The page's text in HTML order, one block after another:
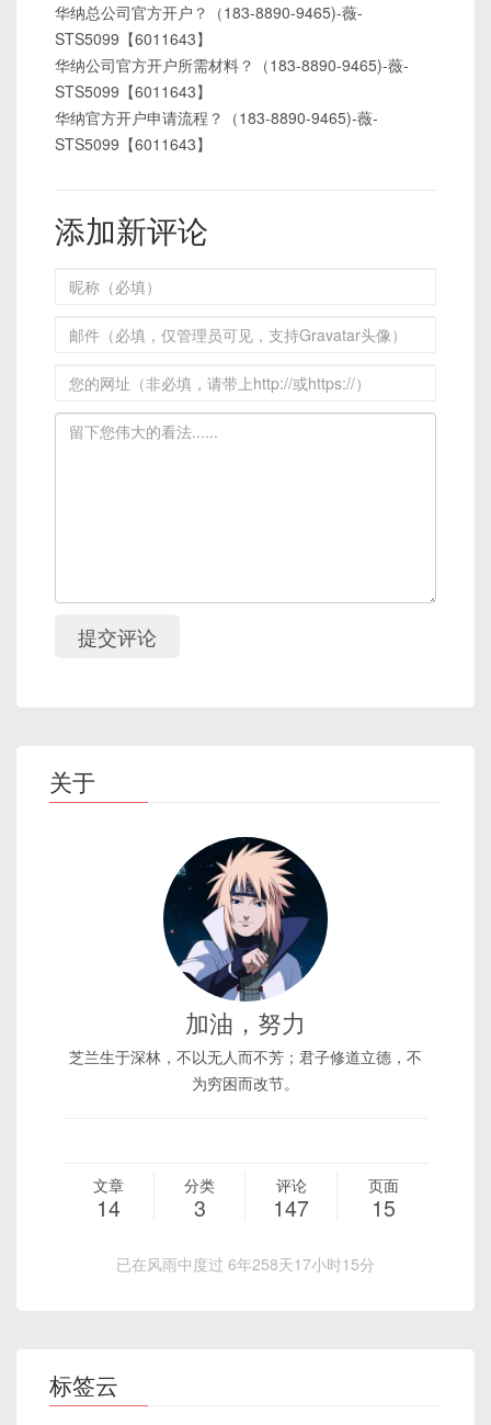
华纳总公司官方开户？（183-8890-9465)-薇-
STS5099【6011643】
华纳公司官方开户所需材料？（183-8890-9465)-薇-
STS5099【6011643】
华纳官方开户申请流程？（183-8890-9465)-薇-
STS5099【6011643】
添加新评论
提交评论
关于
加油，努力
芝兰生于深林，不以无人而不芳；君子修道立德，不
为穷困而改节。
文章
14
分类
3
评论
147
页面
15
已在风雨中度过 6年258天17小时15分
标签云